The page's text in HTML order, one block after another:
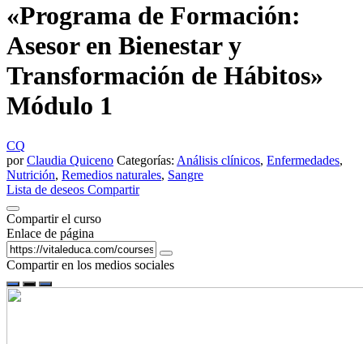
«Programa de Formación:
Asesor en Bienestar y
Transformación de Hábitos»
Módulo 1
CQ
porClaudia Quiceno Categorías: Análisis clínicos, Enfermedades,
Nutrición, Remedios naturales, Sangre
Lista de deseos Compartir
Compartir el curso
Enlace de página
Compartir en los medios sociales